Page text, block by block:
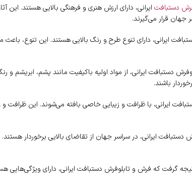
دستبافت ایرانی، دارای ارزش هنری و فرهنگی بالایی هستند. این
جهان قرار می‌گیرند.
ایرانی، دارای تنوع طرح و رنگ بالایی هستند. این تنوع،
دستبافت ایرانی، از مواد اولیه باکیفیت مانند پشم، ابریشم
باشند.
ایرانی، با ظرافت و زیبایی خاصی بافته می‌شوند. این ظرافت و
دستبافت ایرانی، در سراسر جهان از تقاضای بالایی برخوردار
گرفت که فرش و تابلوفرش دستبافت ایرانی، دارای ویژگی‌هایی